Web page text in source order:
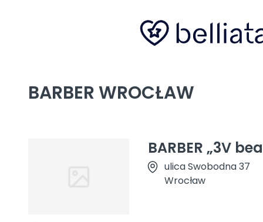
BARBER WROCŁAW
BARBER „3V
ulica Swobodna 37
Wrocław